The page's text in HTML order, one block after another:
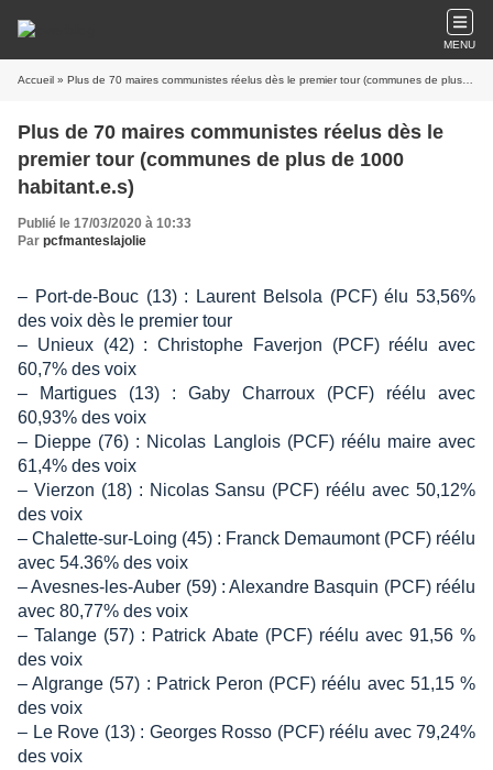
MENU
Accueil » Plus de 70 maires communistes réelus dès le premier tour (communes de plus de 1000 habitant.e.s)
Plus de 70 maires communistes réelus dès le
premier tour (communes de plus de 1000
habitant.e.s)
Publié le 17/03/2020 à 10:33
Par pcfmanteslajolie
– Port-de-Bouc (13) : Laurent Belsola (PCF) élu 53,56%
des voix dès le premier tour
– Unieux (42) : Christophe Faverjon (PCF) réélu avec
60,7% des voix
– Martigues (13) : Gaby Charroux (PCF) réélu avec
60,93% des voix
– Dieppe (76) : Nicolas Langlois (PCF) réélu maire avec
61,4% des voix
– Vierzon (18) : Nicolas Sansu (PCF) réélu avec 50,12%
des voix
– Chalette-sur-Loing (45) : Franck Demaumont (PCF) réélu
avec 54.36% des voix
– Avesnes-les-Auber (59) : Alexandre Basquin (PCF) réélu
avec 80,77% des voix
– Talange (57) : Patrick Abate (PCF) réélu avec 91,56 %
des voix
– Algrange (57) : Patrick Peron (PCF) réélu avec 51,15 %
des voix
– Le Rove (13) : Georges Rosso (PCF) réélu avec 79,24%
des voix